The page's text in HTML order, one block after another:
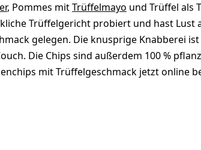
, Pommes mitTrüffelmayo und Trüffel als
Trüffelgericht probiert und hast Lust
gelegen. Die knusprige Knabberei
Die Chips sind außerdem 100 %
mit Trüffelgeschmack jetzt online